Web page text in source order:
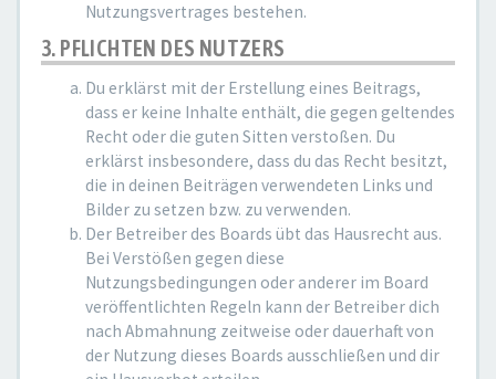
Nutzungsvertrages bestehen.
3. PFLICHTEN DES NUTZERS
Du erklärst mit der Erstellung eines Beitrags,
dass er keine Inhalte enthält, die gegen geltendes
Recht oder die guten Sitten verstoßen. Du
erklärst insbesondere, dass du das Recht besitzt,
die in deinen Beiträgen verwendeten Links und
Bilder zu setzen bzw. zu verwenden.
Der Betreiber des Boards übt das Hausrecht aus.
Bei Verstößen gegen diese
Nutzungsbedingungen oder anderer im Board
veröffentlichten Regeln kann der Betreiber dich
nach Abmahnung zeitweise oder dauerhaft von
der Nutzung dieses Boards ausschließen und dir